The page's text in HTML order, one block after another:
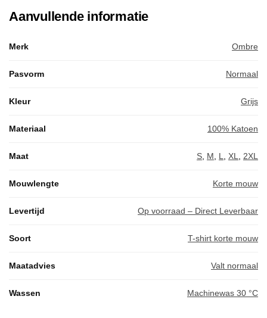
Aanvullende informatie
Merk Ombre
Pasvorm Normaal
Kleur Grijs
Materiaal 100% Katoen
Maat S, M, L, XL, 2XL
Mouwlengte Korte mouw
Levertijd Op voorraad – Direct Leverbaar
Soort T-shirt korte mouw
Maatadvies Valt normaal
Wassen Machinewas 30 °C